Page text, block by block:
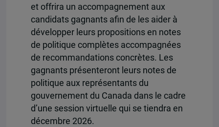
et offrira un accompagnement aux
candidats gagnants afin de les aider à
développer leurs propositions en notes
de politique complètes accompagnées
de recommandations concrètes. Les
gagnants présenteront leurs notes de
politique aux représentants du
gouvernement du Canada dans le cadre
d’une session virtuelle qui se tiendra en
décembre 2026.